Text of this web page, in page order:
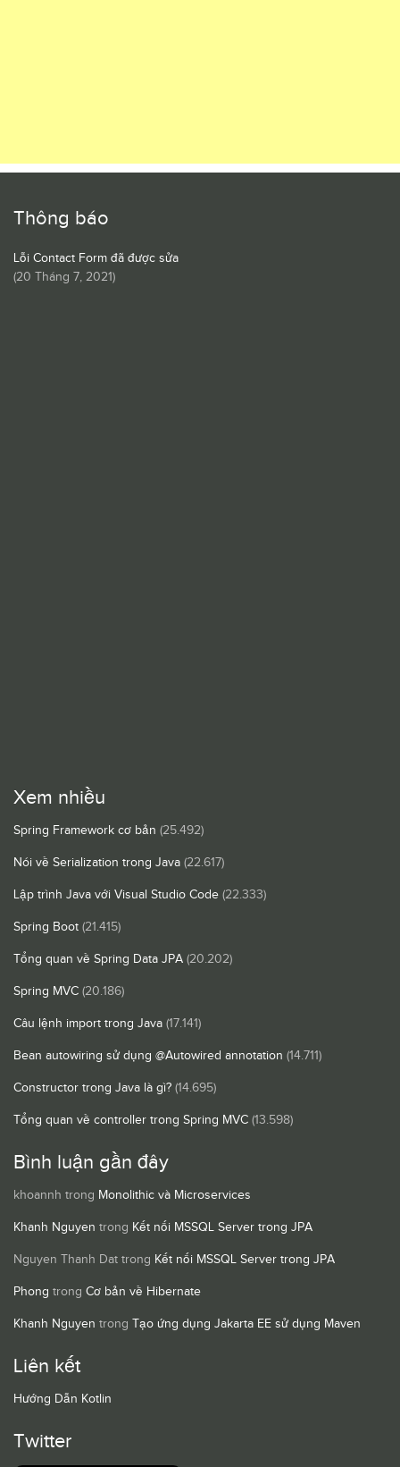
Thông báo
Lỗi Contact Form đã được sửa
(20 Tháng 7, 2021)
Xem nhiều
Spring Framework cơ bản (25.492)
Nói về Serialization trong Java (22.617)
Lập trình Java với Visual Studio Code (22.333)
Spring Boot (21.415)
Tổng quan về Spring Data JPA (20.202)
Spring MVC (20.186)
Câu lệnh import trong Java (17.141)
Bean autowiring sử dụng @Autowired annotation (14.711)
Constructor trong Java là gì? (14.695)
Tổng quan về controller trong Spring MVC (13.598)
Bình luận gần đây
khoannh trong Monolithic và Microservices
Khanh Nguyen trong Kết nối MSSQL Server trong JPA
Nguyen Thanh Dat trong Kết nối MSSQL Server trong JPA
Phong trong Cơ bản về Hibernate
Khanh Nguyen trong Tạo ứng dụng Jakarta EE sử dụng Maven
Liên kết
Hướng Dẫn Kotlin
Twitter